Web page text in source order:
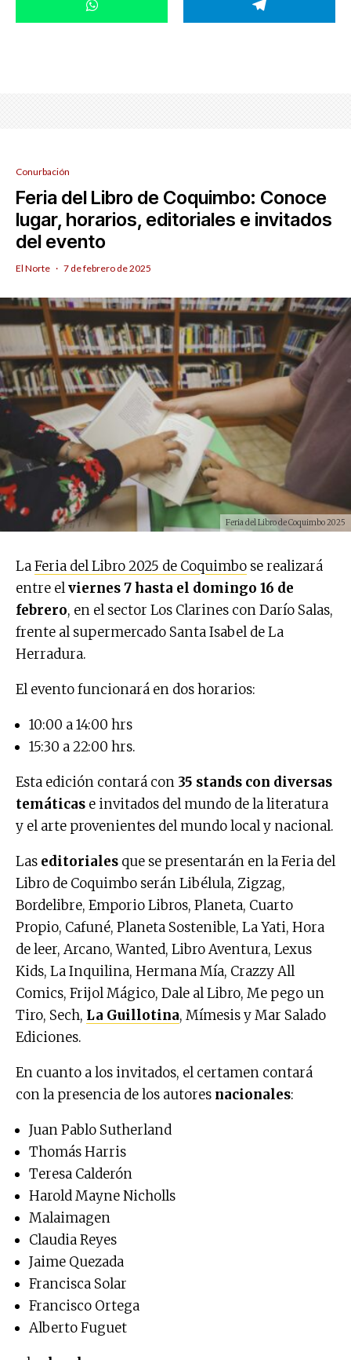
Conurbación
Feria del Libro de Coquimbo: Conoce
lugar, horarios, editoriales e invitados
del evento
El Norte · 7 de febrero de 2025
Feria del Libro de Coquimbo 2025
LaFeria del Libro 2025 de Coquimbo se realizará
entre elviernes 7 hasta el domingo 16 de
febrero, en el sector Los Clarines con Darío Salas,
frente al supermercado Santa Isabel de La
Herradura.
El evento funcionará en dos horarios:
10:00 a 14:00 hrs
15:30 a 22:00 hrs.
Esta edición contará con 35 stands con diversas
temáticas e invitados del mundo de la literatura
y el arte provenientes del mundo local y nacional.
Las editoriales que se presentarán en la Feria del
Libro de Coquimbo serán Libélula, Zigzag,
Bordelibre, Emporio Libros, Planeta, Cuarto
Propio, Cafuné, Planeta Sostenible, La Yati, Hora
de leer, Arcano, Wanted, Libro Aventura, Lexus
Kids, La Inquilina, Hermana Mía, Crazzy All
Comics, Frijol Mágico, Dale al Libro, Me pego un
Tiro, Sech, La Guillotina, Mímesis y Mar Salado
Ediciones.
En cuanto a los invitados, el certamen contará
con la presencia de los autores nacionales:
Juan Pablo Sutherland
Thomás Harris
Teresa Calderón
Harold Mayne Nicholls
Malaimagen
Claudia Reyes
Jaime Quezada
Francisca Solar
Francisco Ortega
Alberto Fuguet